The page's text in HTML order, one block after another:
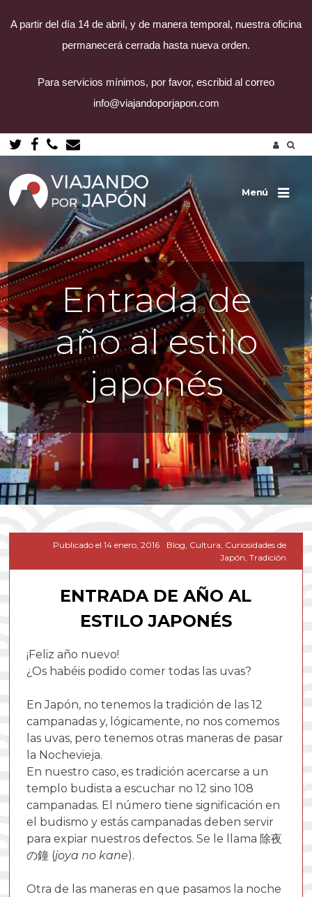
A partir del día 14 de abril, y de manera temporal, nuestra oficina
permanecerá cerrada hasta nueva orden.
Para servicios mínimos, por favor, escribid al correo
info@viajandoporjapon.com
Saltar
al
contenido
Menú
Entrada de
año al estilo
japonés
Publicado el 14 enero, 2016 Blog, Cultura, Curiosidades de
Japón, Tradición
ENTRADA DE AÑO AL
ESTILO JAPONÉS
¡Feliz año nuevo!
¿Os habéis podido comer todas las uvas?
En Japón, no tenemos la tradición de las 12
campanadas y, lógicamente, no nos comemos
las uvas, pero tenemos otras maneras de pasar
la Nochevieja.
En nuestro caso, es tradición acercarse a un
templo budista a escuchar no 12 sino 108
campanadas. El número tiene significación en
el budismo y estás campanadas deben servir
para expiar nuestros defectos. Se le llama 除夜
の鐘 (joya no kane).
Otra de las maneras en que pasamos la noche